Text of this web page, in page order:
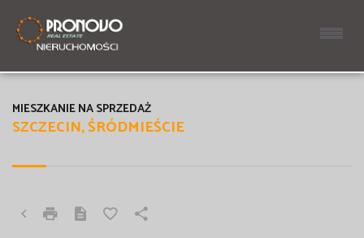
SZCZECIN, ŚRÓDMIEŚCIE
MIESZKANIE NA SPRZEDAŻ